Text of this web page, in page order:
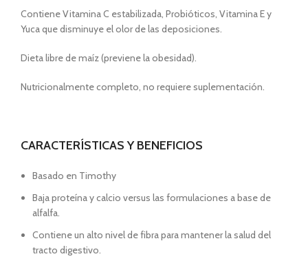
Contiene Vitamina C estabilizada, Probióticos, Vitamina E y
Yuca que disminuye el olor de las deposiciones.
Dieta libre de maíz (previene la obesidad).
Nutricionalmente completo, no requiere suplementación.
CARACTERÍSTICAS Y BENEFICIOS
Basado en Timothy
Baja proteína y calcio versus las formulaciones a base de
alfalfa.
Contiene un alto nivel de fibra para mantener la salud del
tracto digestivo.